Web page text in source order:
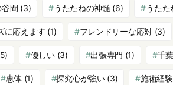
間 (3) うたたねの神髄 (6) うたた
に応えます (1) フレンドリーな応対(3)
優しい(3) 出張専門 (1) 千
恵体 (1) 探究心が強い(3) 施術経